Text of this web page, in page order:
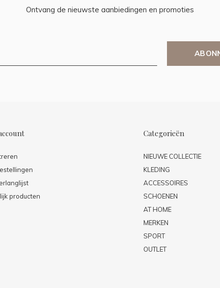
Ontvang de nieuwste aanbiedingen en promoties
producten
Categorieën
NIEUWE COLLECTIE
KLEDING
ACCESSOIRES
SCHOENEN
AT HOME
MERKEN
SPORT
OUTLET